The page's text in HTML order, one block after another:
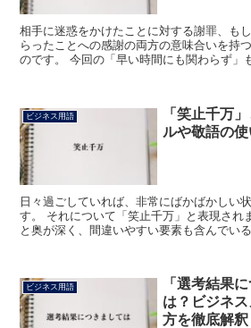
相手に迷惑をかけたことに対する謝罪、も
らったことへの感謝の両方の意味合いを持
のです。 今回の「早い時間にも関わらず」
ビジネス用語
「笑止千万
ルや敬語の
日々過ごしていれば、非常にばかばかしい
す。 それについて「笑止千万」と表現され
と奥が深く、間違いやすい要素も含んでい
ビジネス用語
「選考結果
は？ビジネ
方を徹底解釈